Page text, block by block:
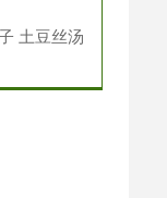
土豆丝汤